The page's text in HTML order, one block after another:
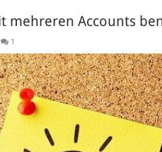
mehreren Accounts
1